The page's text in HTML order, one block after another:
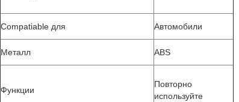
Compatiable для Автомобили
Металл ABS
Функции
Повторно
используйте